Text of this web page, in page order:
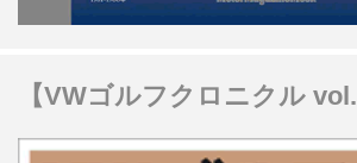
【VWゴルフクロニクル